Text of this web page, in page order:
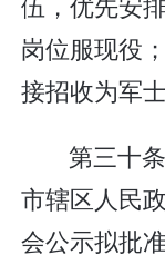
岗位服现役
接招收为军士
第三十
市辖区人民
会公示拟批